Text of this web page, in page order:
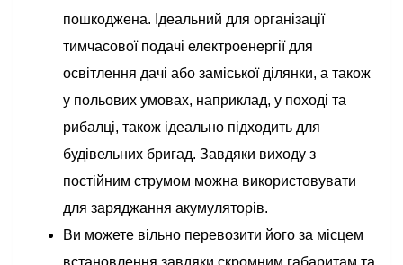
пошкоджена. Ідеальний для організації
тимчасової подачі електроенергії для
освітлення дачі або заміської ділянки, а також
у польових умовах, наприклад, у поході та
рибалці, також ідеально підходить для
будівельних бригад. Завдяки виходу з
постійним струмом можна використовувати
для заряджання акумуляторів.
Ви можете вільно перевозити його за місцем
встановлення завдяки скромним габаритам та